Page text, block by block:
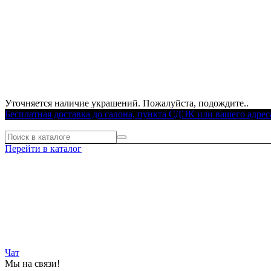
Уточняется наличие украшений. Пожалуйста, подождите..
Бесплатная доставка до салона, пункта СДЭК или вашего
Перейти в каталог
Чат
Мы на связи!